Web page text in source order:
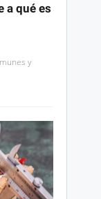
a qué es
y